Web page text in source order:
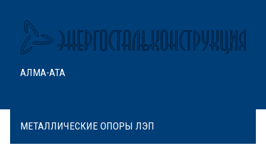
АЛМА-АТА
МЕТАЛЛИЧЕСКИЕ ОПОРЫ ЛЭП